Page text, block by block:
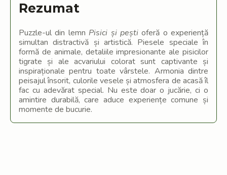
Rezumat
Puzzle-ul din lemn Pisici și peștioferă o experiență
simultan distractivă și artistică. Piesele speciale în
formă de animale, detaliile impresionante ale pisicilor
tigrate și ale acvariului colorat sunt captivante și
inspiraționale pentru toate vârstele. Armonia dintre
peisajul însorit, culorile vesele și atmosfera de acasă îl
fac cu adevărat special. Nu este doar o jucărie, ci o
amintire durabilă, care aduce experiențe comune și
momente de bucurie.